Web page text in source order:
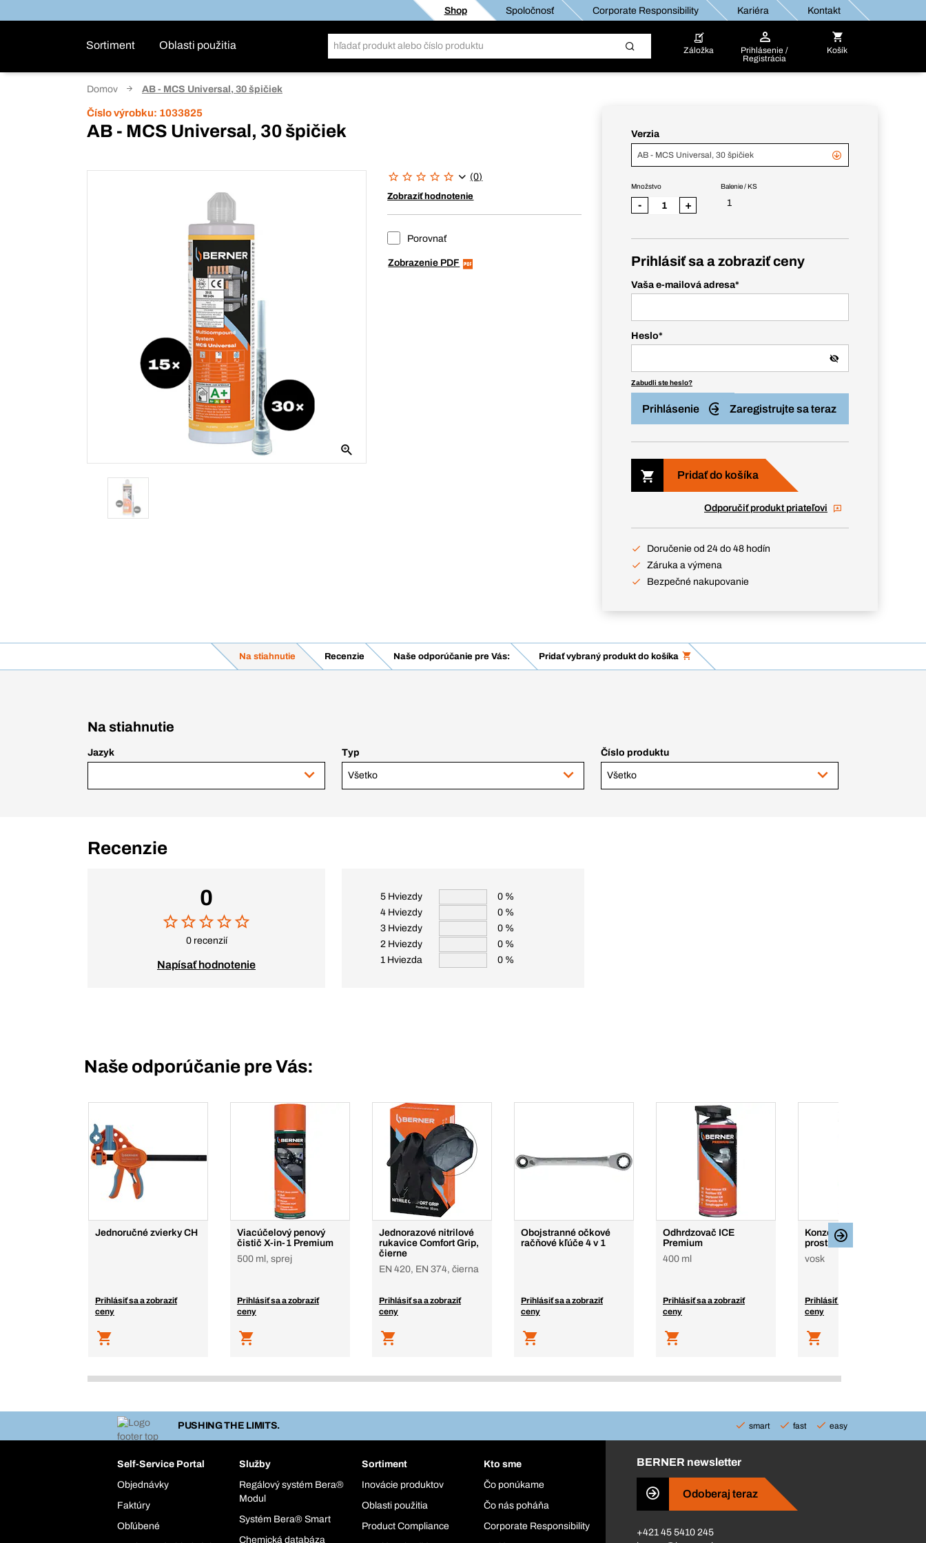
Shop Spoločnosť Corporate Responsibility Kariéra Kontakt
Sortiment Oblasti použitia Záložka
Prihlásenie /
Registrácia
Košík
Domov AB - MCS Universal, 30 špičiek
Číslo výrobku: 1033825
AB - MCS Universal, 30 špičiek
(0)
Zobraziť hodnotenie
Porovnať
Zobrazenie PDF
Verzia
AB - MCS Universal, 30 špičiek
Balenie / KS
1
Množstvo
- +
Prihlásiť sa a zobraziť ceny
Vaša e-mailová adresa*
Heslo*
Zabudli ste heslo?
Prihlásenie Zaregistrujte sa teraz
Pridať do košíka
Odporučiť produkt priateľovi
Doručenie od 24 do 48 hodín
Záruka a výmena
Bezpečné nakupovanie
Na stiahnutie Recenzie Naše odporúčanie pre Vás: Pridať vybraný produkt do košíka
Na stiahnutie
Jazyk Typ
Všetko
Číslo produktu
Všetko
Recenzie
0
0 recenzií
Napísať hodnotenie
5 Hviezdy
0 %
4 Hviezdy
0 %
3 Hviezdy
0 %
2 Hviezdy
0 %
1 Hviezda
0 %
Naše odporúčanie pre Vás:
Jednoručné zvierky CH
Prihlásiť sa a zobraziť
ceny
Viacúčelový penový
čistič X-in-1 Premium
500 ml, sprej
Prihlásiť sa a zobraziť
ceny
Jednorazové nitrilové
rukavice Comfort Grip,
čierne
EN 420, EN 374, čierna
Prihlásiť sa a zobraziť
ceny
Obojstranné očkové
račňové kľúče 4 v 1
Prihlásiť sa a zobraziť
ceny
Odhrdzovač ICE
Premium
400 ml
Prihlásiť sa a zobraziť
ceny
Konzervačný
prostriedok na dutiny
vosk
Prihlásiť sa a zobraziť
ceny
PUSHING THE LIMITS. smart fast easy
Self-Service Portal
Objednávky
Faktúry
Obľúbené
Služby
Regálový systém Bera®
Modul
Systém Bera® Smart
Chemická databáza
Sortiment
Inovácie produktov
Oblasti použitia
Product Compliance
Kto sme
Čo ponúkame
Čo nás poháňa
Corporate Responsibility
BERNER newsletter
Odoberaj teraz
+421 45 5410 245